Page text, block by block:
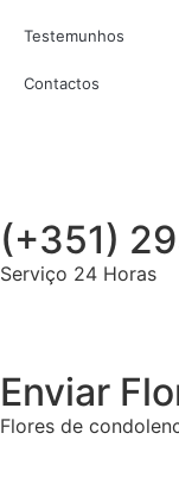
Testemunhos
Contactos
(+351)
Serviço 24 Horas
Enviar
Flores de